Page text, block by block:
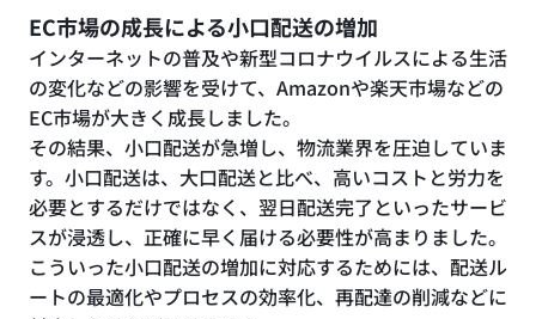
EC市場の成長による小口配送の増加
インターネットの普及や新型コロナウイルスによる生活
の変化などの影響を受けて、Amazonや楽天市場などの
EC市場が大きく成長しました。
その結果、小口配送が急増し、物流業界を圧迫していま
す。小口配送は、大口配送と比べ、高いコストと労力を
必要とするだけではなく、翌日配送完了といったサービ
スが浸透し、正確に早く届ける必要性が高まりました。
こういった小口配送の増加に対応するためには、配送ル
ートの最適化やプロセスの効率化、再配達の削減などに